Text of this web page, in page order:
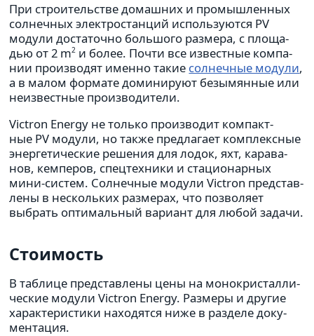
При стро­и­тель­стве домаш­них и про­мыш­лен­ных
сол­неч­ных элек­тро­стан­ций исполь­зу­ются PV
модули доста­точно боль­шого раз­мера, с пло­ща­
дью от 2 m2 и более. Почти все извест­ные ком­па­
нии про­из­во­дят именно такие сол­неч­ные модули,
а в малом фор­мате доми­ни­руют безы­мян­ные или
неиз­вест­ные про­из­во­ди­тели.
Victron Energy не только про­из­во­дит ком­пакт­
ные PV модули, но также пред­ла­гает ком­плекс­ные
энер­ге­ти­че­ские реше­ния для лодок, яхт, кара­ва­
нов, кем­пе­ров, спец­тех­ники и ста­ци­о­нар­ных
мини-систем. Солнеч­ные модули Victron пред­став­
лены в несколь­ких раз­ме­рах, что поз­во­ляет
выбрать опти­маль­ный вари­ант для любой задачи.
Стоимость
В таб­лице пред­став­лены цены на моно­кри­стал­ли­
че­ские модули Victron Energy. Размеры и другие
харак­те­ри­стики нахо­дятся ниже в раз­деле доку­
мен­та­ция.